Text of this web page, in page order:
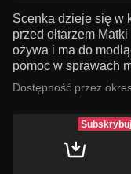
Scenka dzieje się w
przed ołtarzem
ożywa i ma do
pomoc w sprawach
Dostępność przez
Subskrybuj